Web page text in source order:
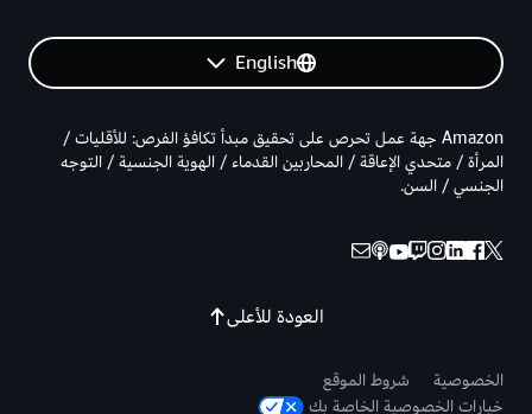
English
العودة للأعلى
Amazon جهة عمل تحرص على تحقيق مبدأ تكافؤ الفرص: للأقليات /
المرأة / متحدي الإعاقة / المحاربين القدماء / الهوية الجنسية / التوجه
الجنسي / السن.
الخصوصية
شروط الموقع
خيارات الخصوصية الخاصة بك